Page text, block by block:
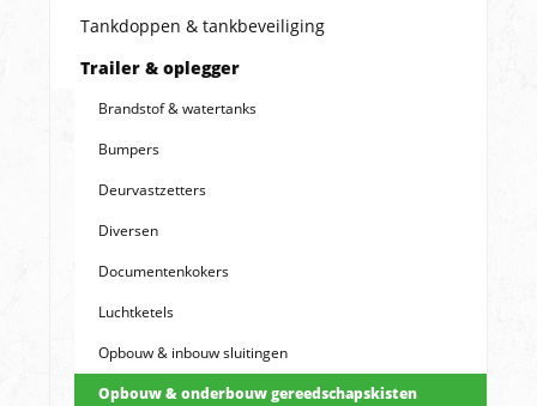
Tankdoppen & tankbeveiliging
Trailer & oplegger
Brandstof & watertanks
Bumpers
Deurvastzetters
Diversen
Documentenkokers
Luchtketels
Opbouw & inbouw sluitingen
Opbouw & onderbouw gereedschapskisten